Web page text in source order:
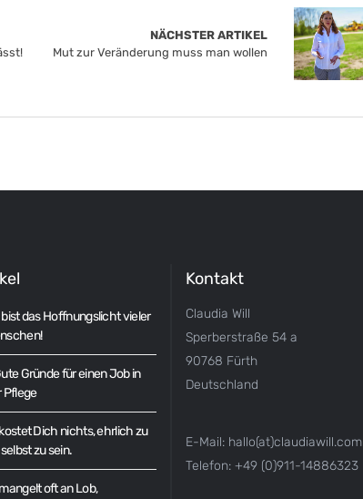
NÄCHSTER ARTIKEL
Mut zur Veränderung muss man wollen
bist das Hoffnungslicht vieler
Gründe für einen Job in
Pflege
Dich nichts, ehrlich zu
zu sein.
oft an Lob,
Kontakt
Claudia Will
Sperberstraße 54 a
90768 Fürth
Deutschland
E-Mail: hallo(at)claudiawill.com
Telefon: +49 (0)911-14886323